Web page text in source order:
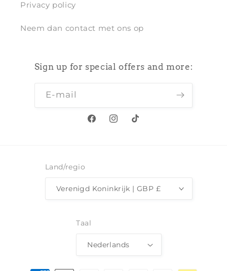
Privacy policy
Neem dan contact met ons op
Sign up for special offers and more:
E‑mail
FacebookInstagram
TikTok
Land/regio
Verenigd Koninkrijk | GBP £
Taal
Nederlands